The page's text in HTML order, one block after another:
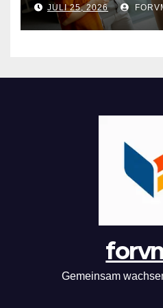
JULI 25, 2026
Gemeinsam